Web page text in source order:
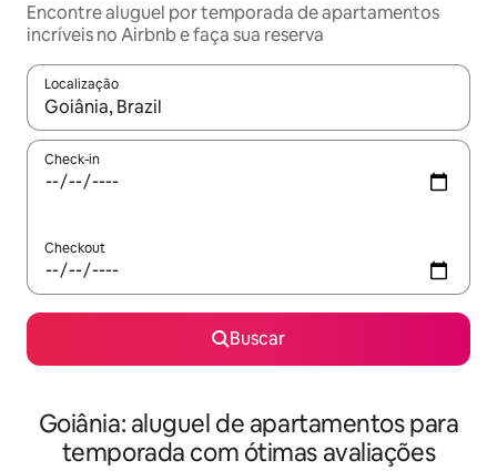
Encontre aluguel por temporada de apartamentos
incríveis no Airbnb e faça sua reserva
Localização
Quando os resultados estiverem disponíveis, explore-os
Check-in
Checkout
Buscar
Goiânia: aluguel de apartamentos para
temporada com ótimas avaliações